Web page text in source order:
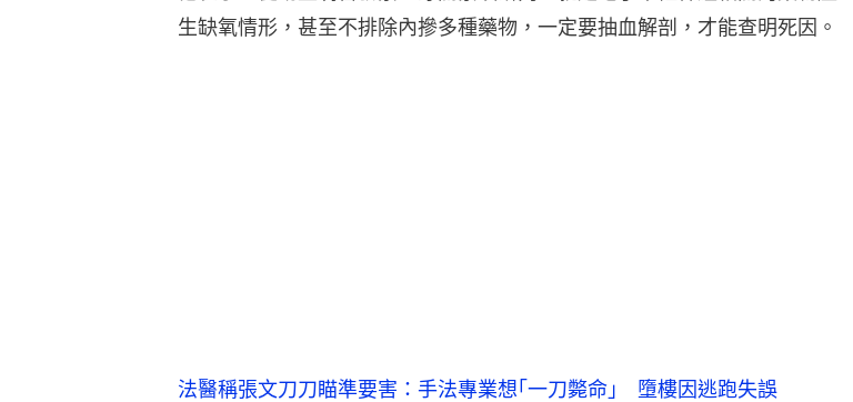
生缺氧情形，甚至不排除內摻多種藥物，一定要抽血解剖，才能查明死因。
法醫稱張文刀刀瞄準要害：手法專業想｢一刀斃命｣ 墮樓因逃跑失誤